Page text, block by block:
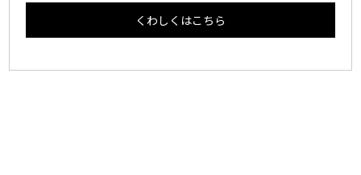
くわしくはこちら